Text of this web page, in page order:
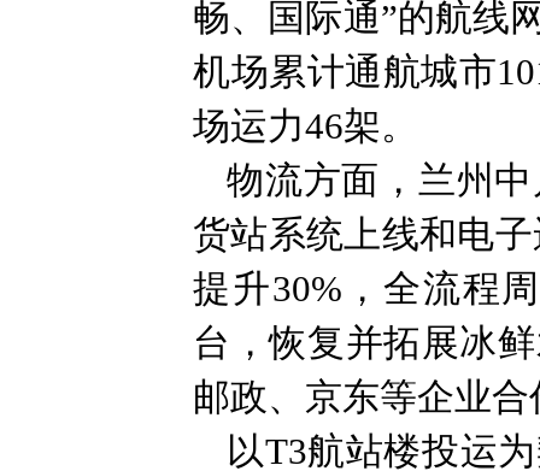
畅、国际通”的航线
机场累计通航城市
场运力46架。
物流方面，兰州
货站系统上线和电
提升30%，全流程
台，恢复并拓展冰
邮政、京东等企业
以T3航站楼投运